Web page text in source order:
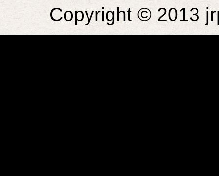
Copyright © 2013